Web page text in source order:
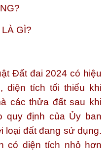
GÌ?
Đất đai 2024 có hiệu
diện tích tối thiểu khi
các thửa đất sau khi
quy định của Ủy ban
loại đất đang sử dụng.
có diện tích nhỏ hơn